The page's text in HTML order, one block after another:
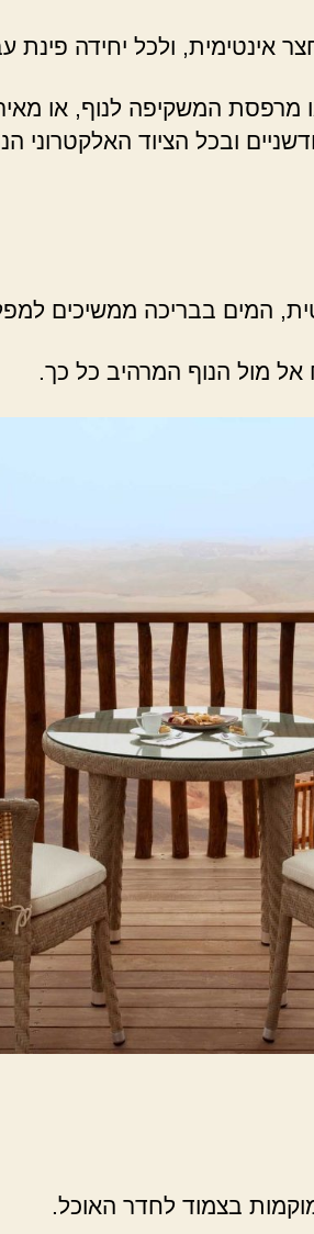
אינטימית, ולכל יחידה פינת
מרפסת המשקיפה לנוף, או
ובכל הציוד האלקטרוני
בבריכה ממשיכים למפל
אל מול הנוף המרהיב כל כך.
בצמוד לחדר האוכל.